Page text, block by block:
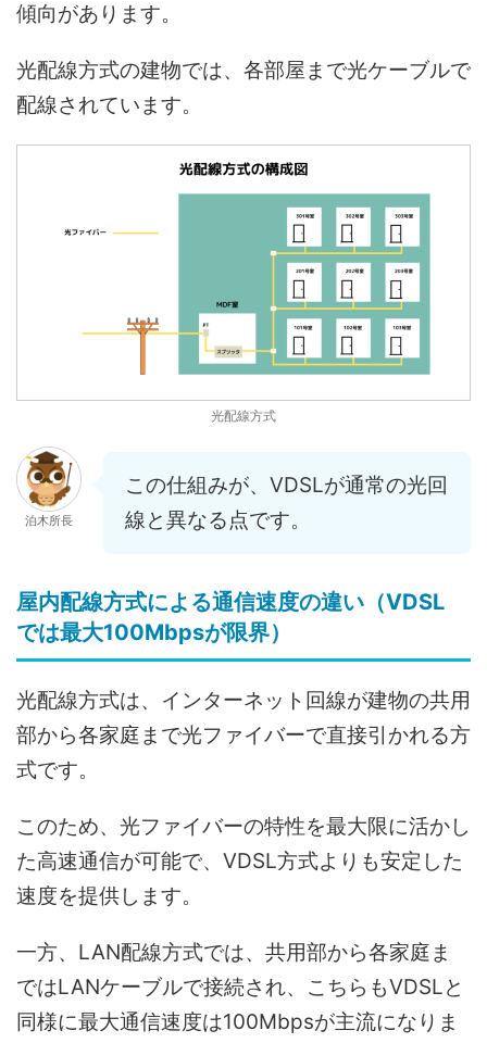
傾向があります。
光配線方式の建物では、各部屋まで光ケーブルで
配線されています。
光配線方式
泊木所長
この仕組みが、VDSLが通常の光回
線と異なる点です。
屋内配線方式による通信速度の違い（VDSL
では最大100Mbpsが限界）
光配線方式は、インターネット回線が建物の共用
部から各家庭まで光ファイバーで直接引かれる方
式です。
このため、光ファイバーの特性を最大限に活かし
た高速通信が可能で、VDSL方式よりも安定した
速度を提供します。
一方、LAN配線方式では、共用部から各家庭ま
ではLANケーブルで接続され、こちらもVDSLと
同様に最大通信速度は100Mbpsが主流になりま